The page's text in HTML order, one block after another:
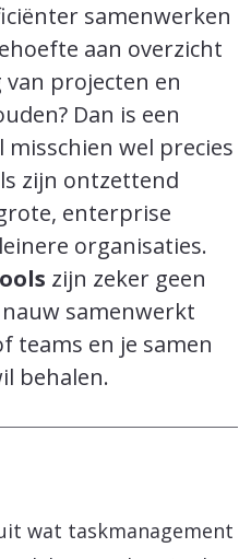
samenwerken
aan overzicht
projecten en
Dan is een
wel precies
zijn ontzettend
enterprise
organisaties.
zijn zeker geen
samenwerkt
teams en je samen
behalen.
wat taskmanagement